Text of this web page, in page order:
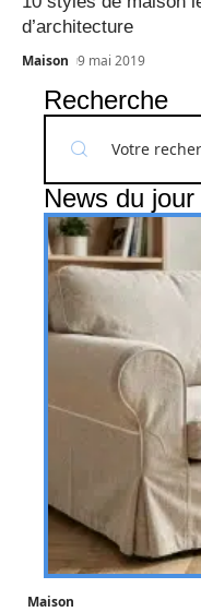
d’architecture
Maison 9 mai 2019
Recherche
News du jour
Maison